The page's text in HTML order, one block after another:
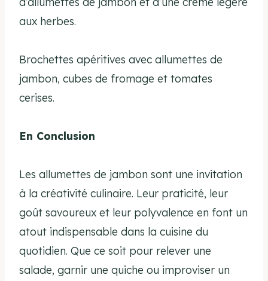
aux herbes.
Brochettes apéritives avec allumettes de
jambon, cubes de fromage et tomates
cerises.
En Conclusion
Les allumettes de jambon sont une invitation
à la créativité culinaire. Leur praticité, leur
goût savoureux et leur polyvalence en font un
atout indispensable dans la cuisine du
quotidien. Que ce soit pour relever une
salade, garnir une quiche ou improviser un